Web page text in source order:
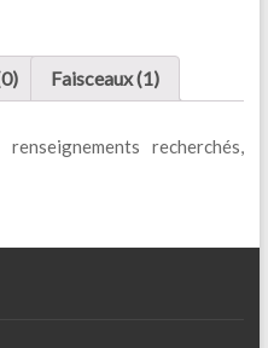
Faisceaux (1)
recherchés,